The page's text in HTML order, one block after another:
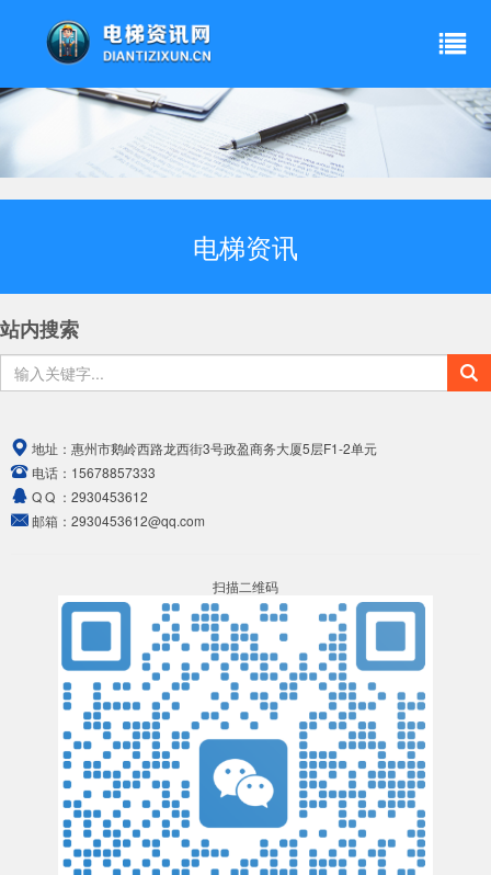
电梯资讯
站内搜索
地址： 惠州市鹅岭西路龙西街3号政盈商务大厦5层F1-2单元
电话： 15678857333
Q Q ： 2930453612
邮箱： 2930453612@qq.com
扫描二维码